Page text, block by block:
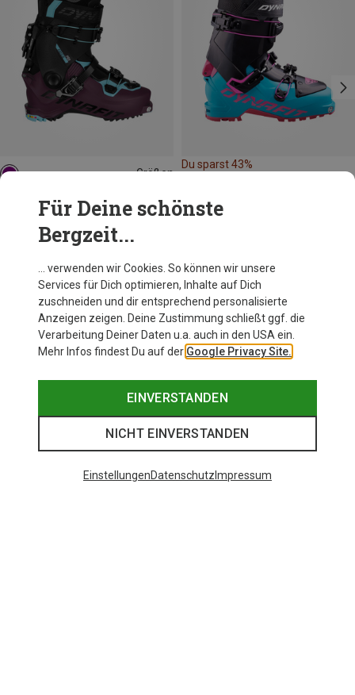
Größen
Damen Radical Pro Tourenskischuhe
699,95 €
Du sparst 43%
Andere Kunden kauften auch
Für Deine schönste
Bergzeit...
… verwenden wir Cookies. So können wir unsere
Services für Dich optimieren, Inhalte auf Dich
zuschneiden und dir entsprechend personalisierte
Anzeigen zeigen. Deine Zustimmung schließt ggf. die
Verarbeitung Deiner Daten u.a. auch in den USA ein.
Mehr Infos findest Du auf der Google Privacy Site.
EINVERSTANDEN
NICHT EINVERSTANDEN
EinstellungenDatenschutz Impressum